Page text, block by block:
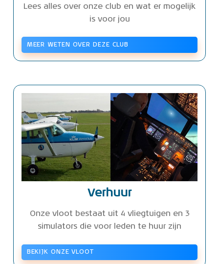
Lees alles over onze club en wat er mogelijk
is voor jou
MEER WETEN OVER DEZE CLUB
Verhuur
Onze vloot bestaat uit 4 vliegtuigen en 3
simulators die voor leden te huur zijn
BEKIJK ONZE VLOOT